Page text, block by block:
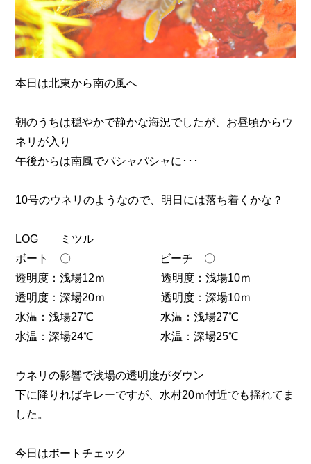
本日は北東から南の風へ
朝のうちは穏やかで静かな海況でしたが、お昼頃からウ
ネリが入り
午後からは南風でパシャパシャに･･･
10号のウネリのようなので、明日には落ち着くかな？
LOG ミツル
ボート 〇 ビーチ 〇
透明度：浅場12ｍ 透明度：浅場10ｍ
透明度：深場20ｍ 透明度：深場10ｍ
水温：浅場27℃ 水温：浅場27℃
水温：深場24℃ 水温：深場25℃
ウネリの影響で浅場の透明度がダウン
下に降りればキレーですが、水村20ｍ付近でも揺れてま
した。
今日はボートチェック